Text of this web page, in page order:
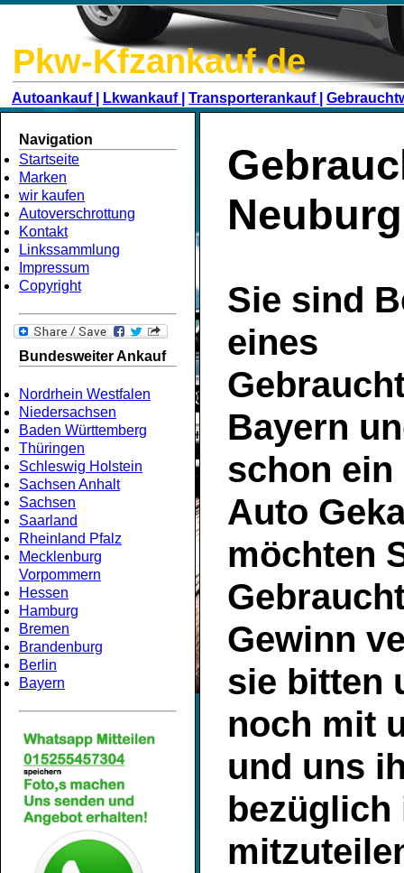
Pkw-Kfzankauf.de
Autoankauf | Lkwankauf | Transporterankauf |
Navigation
Startseite
Marken
wir kaufen
Autoverschrottung
Kontakt
Linkssammlung
Impressum
Copyright
Bundesweiter Ankauf
Nordrhein Westfalen
Niedersachsen
Baden Württemberg
Thüringen
Schleswig Holstein
Sachsen Anhalt
Sachsen
Saarland
Rheinland Pfalz
Mecklenburg
Vorpommern
Hessen
Hamburg
Bremen
Brandenburg
Berlin
Bayern
Sie sind
eines
Bayern
schon ein
Auto
möchten
Gewinn
sie bitten
noch mit
und uns